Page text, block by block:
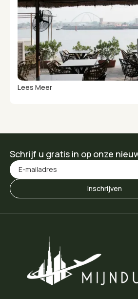
Lees Meer
Schrijf u gratis in op onze